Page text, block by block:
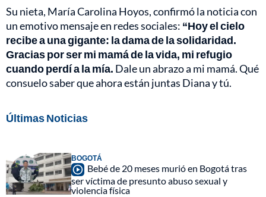
Su nieta, María Carolina Hoyos, confirmó la noticia con
un emotivo mensaje en redes sociales: “Hoy el cielo
recibe a una gigante: la dama de la solidaridad.
Gracias por ser mi mamá de la vida, mi refugio
cuando perdí a la mía. Dale un abrazo a mi mamá. Qué
consuelo saber que ahora están juntas Diana y tú.
Últimas Noticias
BOGOTÁ
Bebé de 20 meses murió en Bogotá tras
ser víctima de presunto abuso sexual y
violencia física